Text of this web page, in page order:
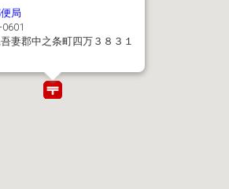
局
妻郡中之条町四万３８３１